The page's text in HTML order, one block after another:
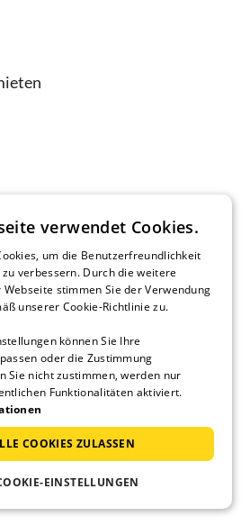
alle Rechte
verwendet Cookies.
um die Benutzerfreundlichkeit
verbessern. Durch die weitere
stimmen Sie der Verwendung
unserer Cookie-Richtlinie zu.
können Sie Ihre
oder die Zustimmung
Sie nicht zustimmen, werden nur
Funktionalitäten aktiviert.
COOKIES ZULASSEN
EINSTELLUNGEN